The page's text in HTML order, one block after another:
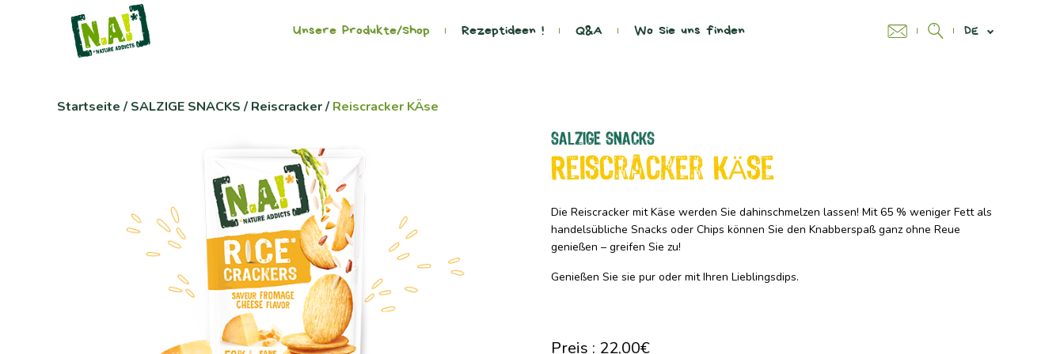
Unsere Produkte/Shop Rezeptideen ! Q&A Wo Sie uns finden DE
Startseite / SALZIGE SNACKS / Reiscracker/ Reiscracker KÄse
SALZIGE SNACKS
Reiscracker KÄse
Die Reiscracker mit Käse werden Sie dahinschmelzen lassen! Mit 65 % weniger Fett als
handelsübliche Snacks oder Chips können Sie den Knabberspaß ganz ohne Reue
genießen – greifen Sie zu!
Genießen Sie sie pur oder mit Ihren Lieblingsdips.
Preis : 22,00€